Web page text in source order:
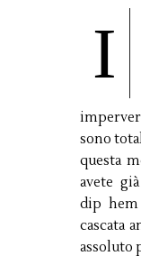
I
sono
questa
avete
dip
cascata
assoluto